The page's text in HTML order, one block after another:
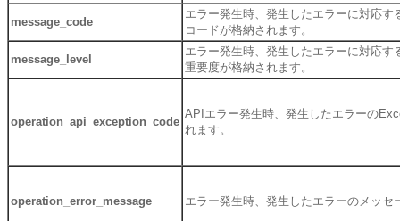
message_code
エラー発生時、発生したエラーに対応す
コードが格納されます。
message_level
エラー発生時、発生したエラーに対応す
重要度が格納されます。
operation_api_exception_code
APIエラー発生時、発生したエラーの
れます。
operation_error_message エラー発生時、発生したエラーのメッセ